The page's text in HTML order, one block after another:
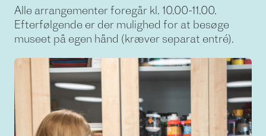
Alle arrangementer foregår kl. 10.00-11.00.
Efterfølgende er der mulighed for at besøge
museet på egen hånd (kræver separat entré).